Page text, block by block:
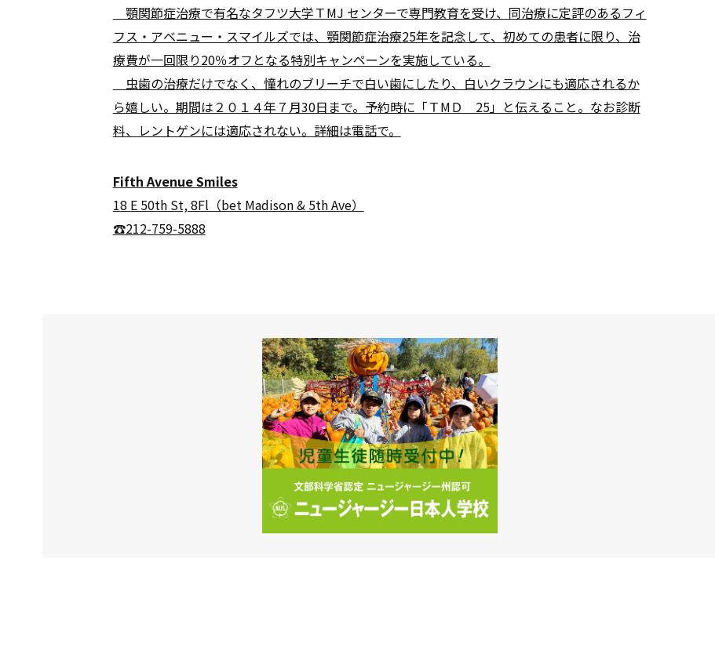
顎関節症治療で有名なタフツ大学ＴMJ センターで専門教育を受け、同治療に定評のあるフィ
フス・アベニュー・スマイルズでは、顎関節症治療25年を記念して、初めての患者に限り、治
療費が一回限り20％オフとなる特別キャンペーンを実施している。
虫歯の治療だけでなく、憧れのブリーチで白い歯にしたり、白いクラウンにも適応されるか
ら嬉しい。期間は２０１４年７月30日まで。予約時に「ＴMＤ 25」と伝えること。なお診断
料、レントゲンには適応されない。詳細は電話で。
Fifth Avenue Smiles
18 E 50th St, 8Fl（bet Madison & 5th Ave）
☎212-759-5888